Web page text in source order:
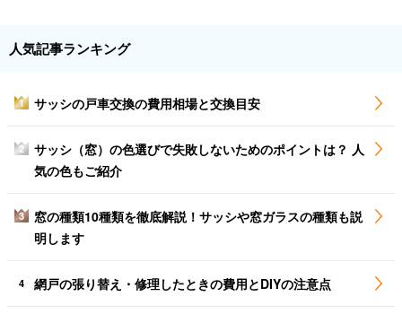
人気記事ランキング
1 サッシの戸車交換の費用相場と交換目安
2
サッシ（窓）の色選びで失敗しないためのポイントは？ 人
気の色もご紹介
3
窓の種類10種類を徹底解説！サッシや窓ガラスの種類も説
明します
4 網戸の張り替え・修理したときの費用とDIYの注意点